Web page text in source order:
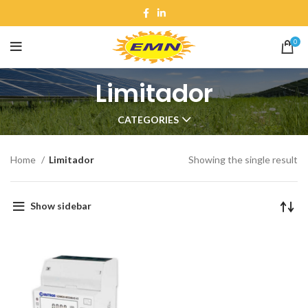
0
Limitador
CATEGORIES
Home Limitador Showing the single result
Show sidebar